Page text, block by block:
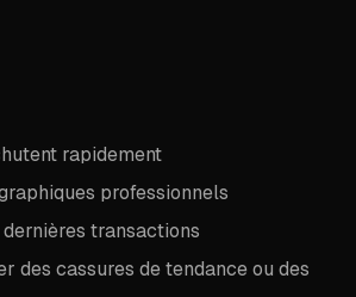
rapidement
professionnels
transactions
des cassures de tendance ou des